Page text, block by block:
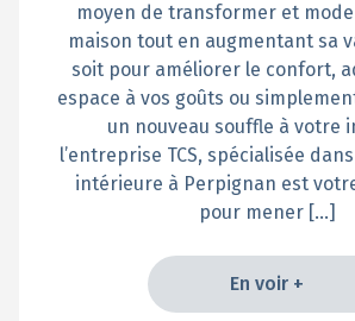
moyen de transformer et
maison tout en augmentant sa
soit pour améliorer le confort,
espace à vos goûts ou
un nouveau souffle à votre
l’entreprise TCS, spécialisée
intérieure à Perpignan est
pour mener […]
En voir +